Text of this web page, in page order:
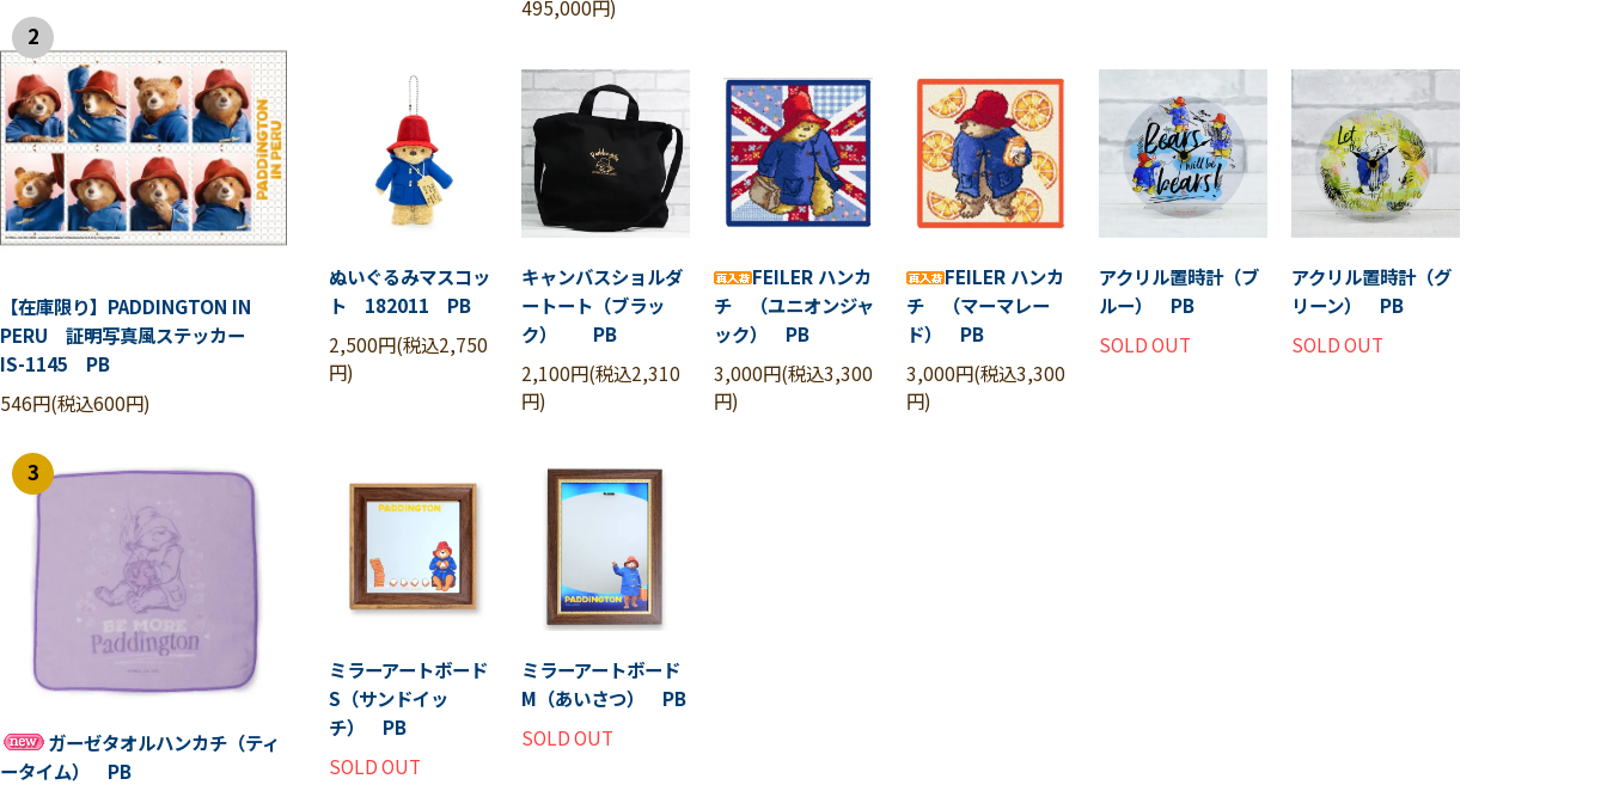
2
【在庫限り】PADDINGTON IN
PERU 証明写真風ステッカー
IS-1145 PB
546円(税込600円)
3
ガーゼタオルハンカチ（ティ
ータイム） PB
495,000円)
ぬいぐるみマスコッ
ト 182011 PB
2,500円(税込2,750
円)
キャンバスショルダ
ートート（ブラッ
ク） PB
2,100円(税込2,310
円)
FEILER ハンカ
チ （ユニオンジャ
ック） PB
3,000円(税込3,300
円)
FEILER ハンカ
チ （マーマレー
ド） PB
3,000円(税込3,300
円)
アクリル置時計（ブ
ルー） PB
SOLD OUT
アクリル置時計（グ
リーン） PB
SOLD OUT
ミラーアートボード
S（サンドイッ
チ） PB
SOLD OUT
ミラーアートボード
M（あいさつ） PB
SOLD OUT